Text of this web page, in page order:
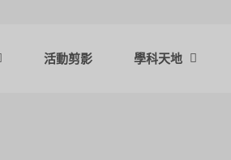
活動剪影 學科天地